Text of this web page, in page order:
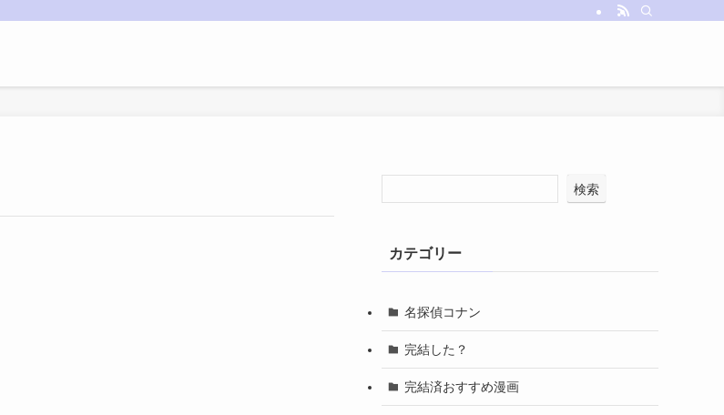
検索
カテゴリー
名探偵コナン
完結した？
完結済おすすめ漫画